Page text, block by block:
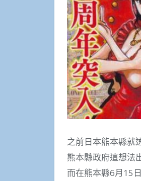
之前日本熊本縣就
熊本縣政府這想法
而在熊本縣6月15